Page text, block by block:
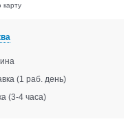
карту
(1 раб. день)
(3-4 часа)